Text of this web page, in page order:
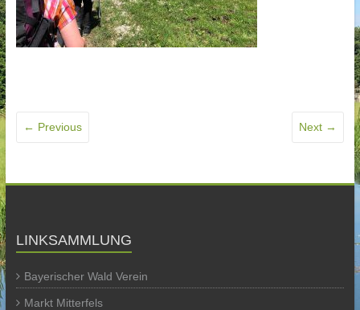
← Previous Next →
LINKSAMMLUNG
Bayerischer Wald Verein
Markt Mitterfels